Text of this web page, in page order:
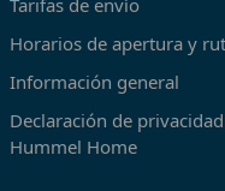
Horarios de apertura y
Información general
Declaración de privacidad
Hummel Home